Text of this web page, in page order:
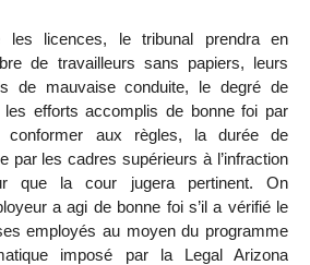
les licences, le tribunal prendra en
de travailleurs sans papiers, leurs
de mauvaise conduite, le degré de
les efforts accomplis de bonne foi par
conformer aux règles, la durée de
par les cadres supérieurs à l’infraction
que la cour jugera pertinent. On
a agi de bonne foi s’il a vérifié le
employés au moyen du programme
imposé par la Legal Arizona